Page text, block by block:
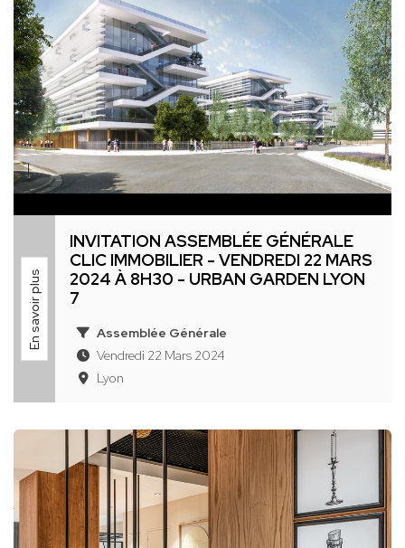
En savoir plus
INVITATION ASSEMBLÉE GÉNÉRALE
CLIC IMMOBILIER - VENDREDI 22 MARS
2024 À 8H30 - URBAN GARDEN LYON
7
Assemblée Générale
Vendredi 22 Mars 2024
Lyon